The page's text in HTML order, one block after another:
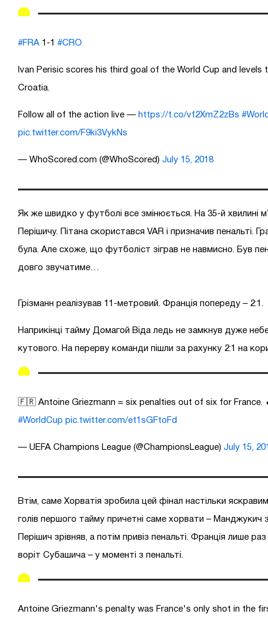
#FRA 1-1 #CRO
Ivan Perisic scores his third goal of the World Cup and levels
Croatia.
Follow all of the action live — https://t.co/vf2XmZ2zBs
pic.twitter.com/F9ki3VykNs
— WhoScored.com (@WhoScored) July 15, 2018
Як же швидко у футболі все змінюється. На 35-й хвилині
Перішичу. Пітана скористався VAR і призначив пенальті.
була. Але схоже, що футболіст зіграв не навмисно. Був
довго звучатиме…
Грізманн реалізував 11-метровий. Франція попереду – 2:1.
Наприкінці тайму Домагой Віда ледь не замкнув дуже
кутового. На перерву команди пішли за рахунку 2:1 на
🇫🇷 Antoine Griezmann = six penalties out of six for France.
#WorldCup pic.twitter.com/et1sGFtoFd
— UEFA Champions League (@ChampionsLeague) July 15,
Втім, саме Хорватія зробила цей фінал настільки
голів першого тайму причетні саме хорвати – Манджукич
Перішич зрівняв, а потім привіз пенальті. Франція лише
воріт Субашича – у моменті з пенальті.
Antoine Griezmann's penalty was France's only shot in the